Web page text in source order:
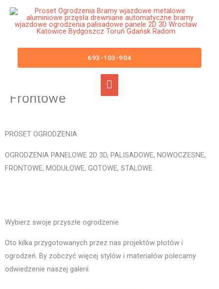
Przejdź
Główne
menu
693-103-904
Ogrodzenia Sianów Bramy
Wjazdowe Furtki Płoty Metalowe
Aluminiowe Nowoczesne
Panelowe Palisadowe Stalowe
Frontowe
PROSET OGRODZENIA
OGRODZENIA PANELOWE 2D 3D, PALISADOWE, NOWOCZESNE,
FRONTOWE, MODUŁOWE, GOTOWE, STALOWE.
Wybierz swoje przyszłe ogrodzenie
Oto kilka przygotowanych przez nas projektów płotów i
ogrodzeń. By zobczyć więcej stylów i materiałów polecamy
odwiedzenie naszej galerii.